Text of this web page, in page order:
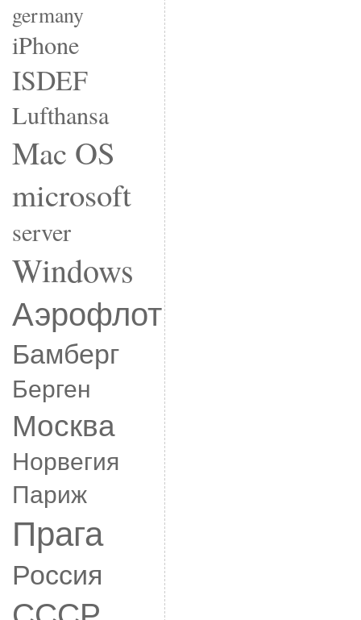
germany
iPhone
ISDEF
Lufthansa
Mac OS
microsoft
server
Windows
Аэрофлот
Бамберг
Берген
Москва
Норвегия
Париж
Прага
Россия